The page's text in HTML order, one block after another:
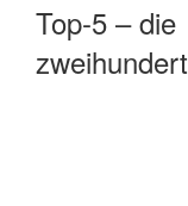
Top-5 – die